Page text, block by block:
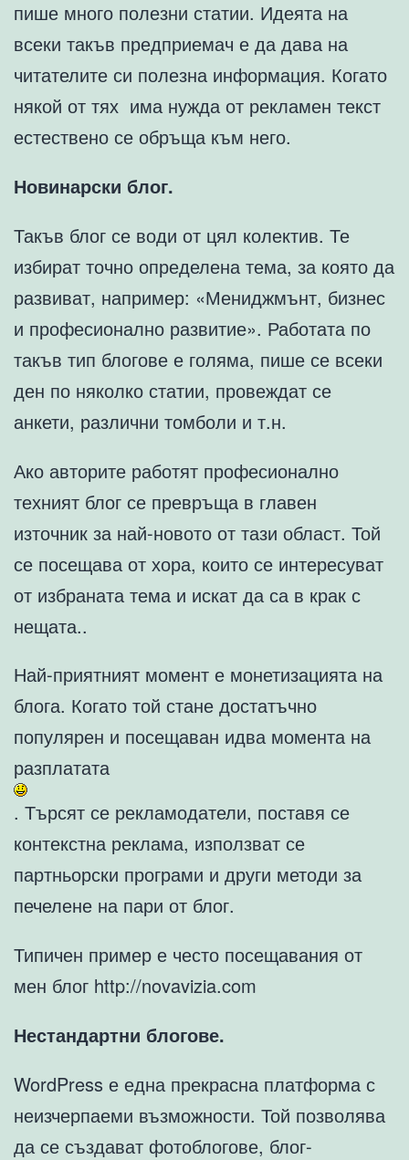
пише много полезни статии. Идеята на
всеки такъв предприемач е да дава на
читателите си полезна информация. Когато
някой от тях има нужда от рекламен текст
естествено се обръща към него.
Новинарски блог.
Такъв блог се води от цял колектив. Те
избират точно определена тема, за която да
развиват, например: «Мениджмънт, бизнес
и професионално развитие». Работата по
такъв тип блогове е голяма, пише се всеки
ден по няколко статии, провеждат се
анкети, различни томболи и т.н.
Ако авторите работят професионално
техният блог се превръща в главен
източник за най-новото от тази област. Той
се посещава от хора, които се интересуват
от избраната тема и искат да са в крак с
нещата..
Най-приятният момент е монетизацията на
блога. Когато той стане достатъчно
популярен и посещаван идва момента на
разплатата
. Търсят се рекламодатели, поставя се
контекстна реклама, използват се
партньорски програми и други методи за
печелене на пари от блог.
Типичен пример е често посещавания от
мен блог http://novavizia.com
Нестандартни блогове.
WordPress е една прекрасна платформа с
неизчерпаеми възможности. Той позволява
да се създават фотоблогове, блог-